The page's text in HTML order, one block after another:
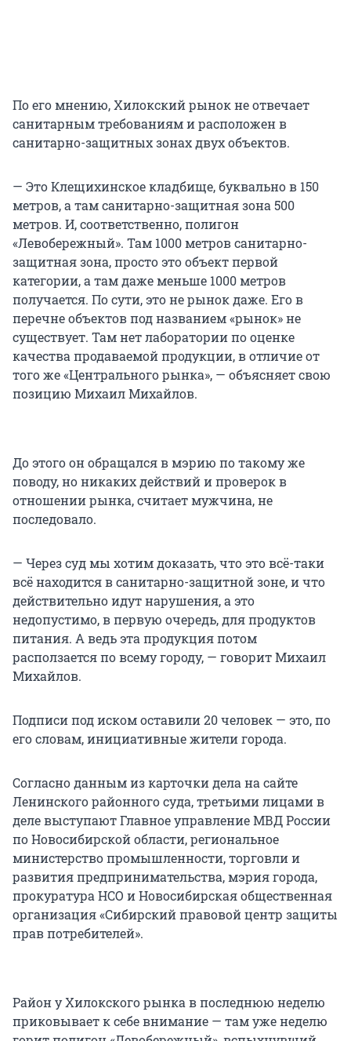
По его мнению, Хилокский рынок не отвечает
санитарным требованиям и расположен в
санитарно-защитных зонах двух объектов.
— Это Клещихинское кладбище, буквально в 150
метров, а там санитарно-защитная зона 500
метров. И, соответственно, полигон
«Левобережный». Там 1000 метров санитарно-
защитная зона, просто это объект первой
категории, а там даже меньше 1000 метров
получается. По сути, это не рынок даже. Его в
перечне объектов под названием «рынок» не
существует. Там нет лаборатории по оценке
качества продаваемой продукции, в отличие от
того же «Центрального рынка», — объясняет свою
позицию Михаил Михайлов.
До этого он обращался в мэрию по такому же
поводу, но никаких действий и проверок в
отношении рынка, считает мужчина, не
последовало.
— Через суд мы хотим доказать, что это всё-таки
всё находится в санитарно-защитной зоне, и что
действительно идут нарушения, а это
недопустимо, в первую очередь, для продуктов
питания. А ведь эта продукция потом
расползается по всему городу, — говорит Михаил
Михайлов.
Подписи под иском оставили 20 человек — это, по
его словам, инициативные жители города.
Согласно данным из карточки дела на сайте
Ленинского районного суда, третьими лицами в
деле выступают Главное управление МВД России
по Новосибирской области, региональное
министерство промышленности, торговли и
развития предпринимательства, мэрия города,
прокуратура НСО и Новосибирская общественная
организация «Сибирский правовой центр защиты
прав потребителей».
Район у Хилокского рынка в последнюю неделю
приковывает к себе внимание — там уже неделю